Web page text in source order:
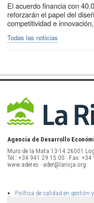
El acuerdo financia con
reforzarán el papel del
competitividad e
Todas las noticias
Agencia de Desarrollo
Muro de la Mata 13-14 26001
Tel.: +34 941 29 15 00 · Fax:
www.ader.es · ader@larioja.org
Política de calidad en gestión